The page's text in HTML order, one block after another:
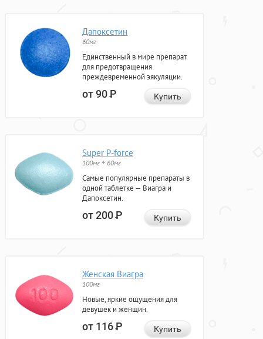
Дапоксетин
60мг
Единственный в мире препарат
для предотвращения
преждевременной эякуляции.
от 90Р Купить
Super P-force
100мг + 60мг
Самые популярные препараты в
одной таблетке — Виагра и
Дапоксетин.
от 200Р Купить
Женская Виагра
100мг
Новые, яркие ощущения для
девушек и женщин.
от 116Р Купить